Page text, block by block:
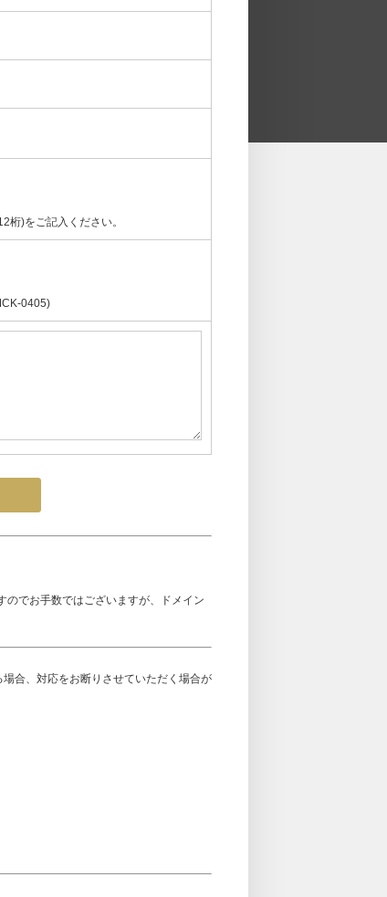
)をご記入ください。
0405)
のでお手数ではございますが、ドメイン
合、対応をお断りさせていただく場合が